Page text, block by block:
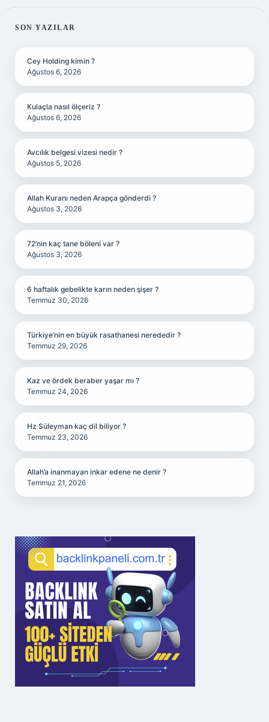
SIDEBAR
SON YAZILAR
Cey Holding kimin ?
Ağustos 6, 2026
Kulaçla nasıl ölçeriz ?
Ağustos 6, 2026
Avcılık belgesi vizesi nedir ?
Ağustos 5, 2026
Allah Kuranı neden Arapça gönderdi ?
Ağustos 3, 2026
72’nin kaç tane böleni var ?
Ağustos 3, 2026
6 haftalık gebelikte karın neden şişer ?
Temmuz 30, 2026
Türkiye’nin en büyük rasathanesi nerededir ?
Temmuz 29, 2026
Kaz ve ördek beraber yaşar mı ?
Temmuz 24, 2026
Hz Süleyman kaç dil biliyor ?
Temmuz 23, 2026
Allah’a inanmayan inkar edene ne denir ?
Temmuz 21, 2026